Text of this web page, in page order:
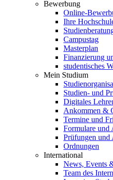
Bewerbung
Online-
Ihre
Campustag
Masterplan
Finanzierung
studentisches
Mein Studium
Studien- und
Digitales
Ankommen &
Termine und
Formulare und
Prüfungen und
Ordnungen
International
News, Events
Team des